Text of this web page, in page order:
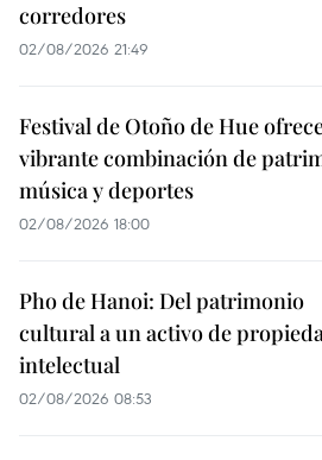
corredores
02/08/2026 21:49
Festival de Otoño de Hue
vibrante combinación de
música y deportes
02/08/2026 18:00
Pho de Hanoi: Del patrimonio
cultural a un activo de
intelectual
02/08/2026 08:53